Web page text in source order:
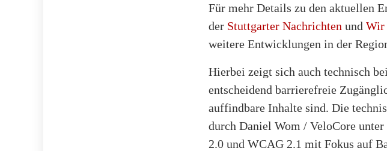
Für mehr Details zu den aktuellen
der Stuttgarter Nachrichten und Wir
weitere Entwicklungen in der
Hierbei zeigt sich auch technisch
entscheidend barrierefreie
auffindbare Inhalte sind. Die
durch Daniel Wom / VeloCore
2.0 und WCAG 2.1 mit Fokus auf